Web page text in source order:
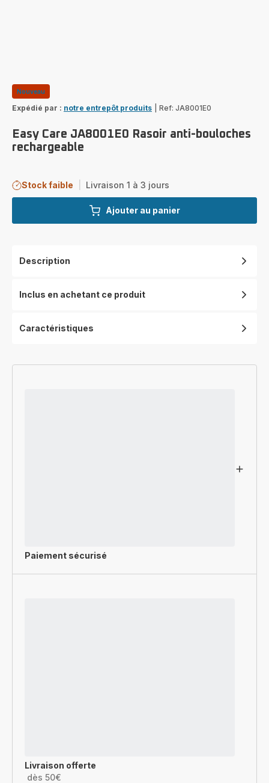
Nouveau
Expédié par : notre entrepôt produits Ref: JA8001E0
Easy Care JA8001E0 Rasoir anti-bouloches
rechargeable
Stock faible Livraison 1 à 3 jours
Ajouter au panier
Description
Inclus en achetant ce produit
Caractéristiques
Paiement sécurisé
Livraison offerte
dès 50€